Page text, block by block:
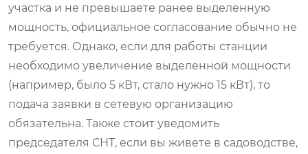
участка и не превышаете ранее выделенную
мощность, официальное согласование обычно не
требуется. Однако, если для работы станции
необходимо увеличение выделенной мощности
(например, было 5 кВт, стало нужно 15 кВт), то
подача заявки в сетевую организацию
обязательна. Также стоит уведомить
председателя СНТ, если вы живете в садоводстве,